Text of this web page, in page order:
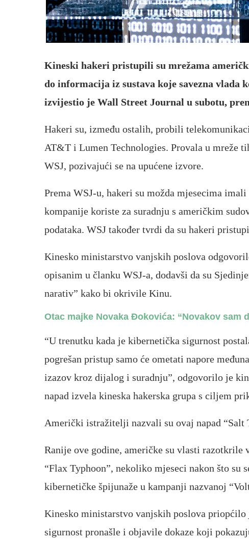
Kineski hakeri pristupili su mrežama
do informacija iz sustava koje savezna vlada
izvijestio je Wall Street Journal u subotu,
Hakeri su, između ostalih, probili
AT&T i Lumen Technologies. Provala u mreže
WSJ, pozivajući se na upućene izvore.
Prema WSJ-u, hakeri su možda mjesecima
kompanije koriste za suradnju s američkim
podataka. WSJ također tvrdi da su hakeri
Kinesko ministarstvo vanjskih poslova
opisanim u članku WSJ-a, dodavši da su
narativ” kako bi okrivile Kinu.
Otac majke Novaka Đokovića: “Novakov sam
“U trenutku kada je kibernetička sigurnost
pogrešan pristup samo će ometati napore
izazov kroz dijalog i suradnju”, odgovorilo je
napad izvela kineska hakerska grupa s ciljem
Američki istražitelji nazvali su ovaj napad “Salt
Ranije ove godine, američke su vlasti razotkrile
“Flax Typhoon”, nekoliko mjeseci nakon što su
kibernetičke špijunaže u kampanji nazvanoj
Kinesko ministarstvo vanjskih poslova priopćilo
sigurnost pronašle i objavile dokaze koji